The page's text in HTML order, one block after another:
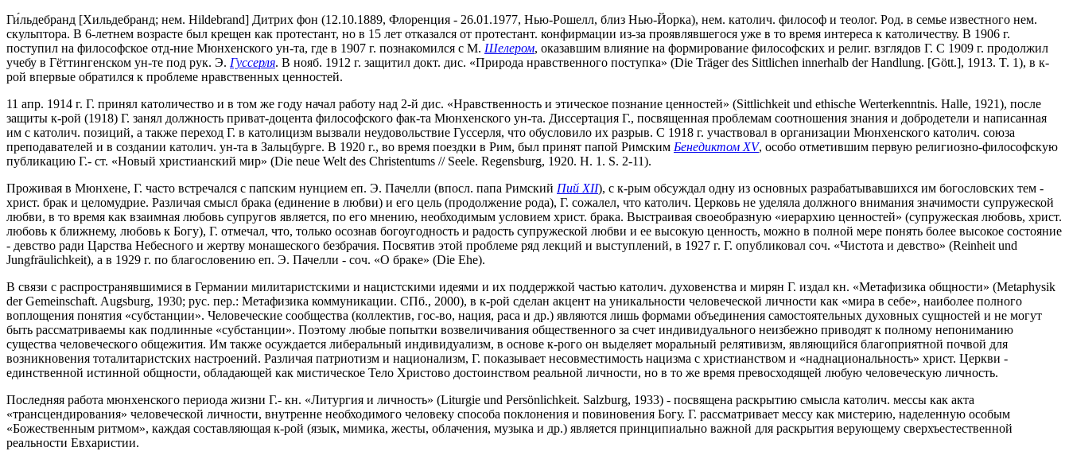
Ги́льдебранд [Хильдебранд; нем. Hildebrand] Дитрих фон (12.10.1889, Флоренция - 26.01.1977, Нью-Рошелл, близ Нью-Йорка), нем. католич. философ и теолог. Род. в семье известного нем.
скульптора. В 6-летнем возрасте был крещен как протестант, но в 15 лет отказался от протестант. конфирмации из-за проявлявшегося уже в то время интереса к католичеству. В 1906 г.
поступил на философское отд-ние Мюнхенского ун-та, где в 1907 г. познакомился с М. Шелером, оказавшим влияние на формирование философских и религ. взглядов Г. С 1909 г. продолжил
учебу в Гёттингенском ун-те под рук. Э. Гуссерля. В нояб. 1912 г. защитил докт. дис. «Природа нравственного поступка» (Die Träger des Sittlichen innerhalb der Handlung. [Gött.], 1913. T. 1), в к-
рой впервые обратился к проблеме нравственных ценностей.
11 апр. 1914 г. Г. принял католичество и в том же году начал работу над 2-й дис. «Нравственность и этическое познание ценностей» (Sittlichkeit und ethische Werterkenntnis. Halle, 1921), после
защиты к-рой (1918) Г. занял должность приват-доцента философского фак-та Мюнхенского ун-та. Диссертация Г., посвященная проблемам соотношения знания и добродетели и написанная
им с католич. позиций, а также переход Г. в католицизм вызвали неудовольствие Гуссерля, что обусловило их разрыв. С 1918 г. участвовал в организации Мюнхенского католич. союза
преподавателей и в создании католич. ун-та в Зальцбурге. В 1920 г., во время поездки в Рим, был принят папой Римским Бенедиктом XV, особо отметившим первую религиозно-философскую
публикацию Г.- ст. «Новый христианский мир» (Die neue Welt des Christentums // Seele. Regensburg, 1920. H. 1. S. 2-11).
Проживая в Мюнхене, Г. часто встречался с папским нунцием еп. Э. Пачелли (впосл. папа Римский Пий XII), с к-рым обсуждал одну из основных разрабатывавшихся им богословских тем -
христ. брак и целомудрие. Различая смысл брака (единение в любви) и его цель (продолжение рода), Г. сожалел, что католич. Церковь не уделяла должного внимания значимости супружеской
любви, в то время как взаимная любовь супругов является, по его мнению, необходимым условием христ. брака. Выстраивая своеобразную «иерархию ценностей» (супружеская любовь, христ.
любовь к ближнему, любовь к Богу), Г. отмечал, что, только осознав богоугодность и радость супружеской любви и ее высокую ценность, можно в полной мере понять более высокое состояние
- девство ради Царства Небесного и жертву монашеского безбрачия. Посвятив этой проблеме ряд лекций и выступлений, в 1927 г. Г. опубликовал соч. «Чистота и девство» (Reinheit und
Jungfräulichkeit), а в 1929 г. по благословению еп. Э. Пачелли - соч. «О браке» (Die Ehe).
В связи с распространявшимися в Германии милитаристскими и нацистскими идеями и их поддержкой частью католич. духовенства и мирян Г. издал кн. «Метафизика общности» (Metaphysik
der Gemeinschaft. Augsburg, 1930; рус. пер.: Метафизика коммуникации. СПб., 2000), в к-рой сделан акцент на уникальности человеческой личности как «мира в себе», наиболее полного
воплощения понятия «субстанции». Человеческие сообщества (коллектив, гос-во, нация, раса и др.) являются лишь формами объединения самостоятельных духовных сущностей и не могут
быть рассматриваемы как подлинные «субстанции». Поэтому любые попытки возвеличивания общественного за счет индивидуального неизбежно приводят к полному непониманию
существа человеческого общежития. Им также осуждается либеральный индивидуализм, в основе к-рого он выделяет моральный релятивизм, являющийся благоприятной почвой для
возникновения тоталитаристских настроений. Различая патриотизм и национализм, Г. показывает несовместимость нацизма с христианством и «наднациональность» христ. Церкви -
единственной истинной общности, обладающей как мистическое Тело Христово достоинством реальной личности, но в то же время превосходящей любую человеческую личность.
Последняя работа мюнхенского периода жизни Г.- кн. «Литургия и личность» (Liturgie und Persönlichkeit. Salzburg, 1933) - посвящена раскрытию смысла католич. мессы как акта
«трансцендирования» человеческой личности, внутренне необходимого человеку способа поклонения и повиновения Богу. Г. рассматривает мессу как мистерию, наделенную особым
«Божественным ритмом», каждая составляющая к-рой (язык, мимика, жесты, облачения, музыка и др.) является принципиально важной для раскрытия верующему сверхъестественной
реальности Евхаристии.